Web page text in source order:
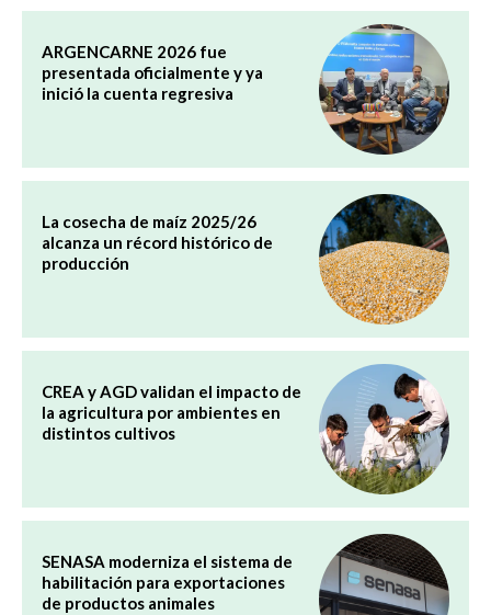
ARGENCARNE 2026 fue
presentada oficialmente y ya
inició la cuenta regresiva
La cosecha de maíz 2025/26
alcanza un récord histórico de
producción
CREA y AGD validan el impacto de
la agricultura por ambientes en
distintos cultivos
SENASA moderniza el sistema de
habilitación para exportaciones
de productos animales